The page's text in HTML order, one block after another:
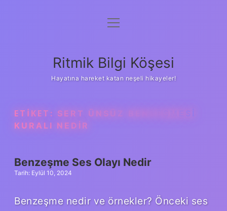
Anasayfa
Yasal Uyarı
menüyü
Ritmik Bilgi Köşesi
Hayatına hareket katan neşeli hikayeler!
ETIKET: SERT ÜNSÜZ BENZEŞMESI
KURALI NEDIR
Benzeşme Ses Olayı Nedir
Tarih: Eylül 10, 2024
Benzeşme nedir ve örnekler? Önceki ses